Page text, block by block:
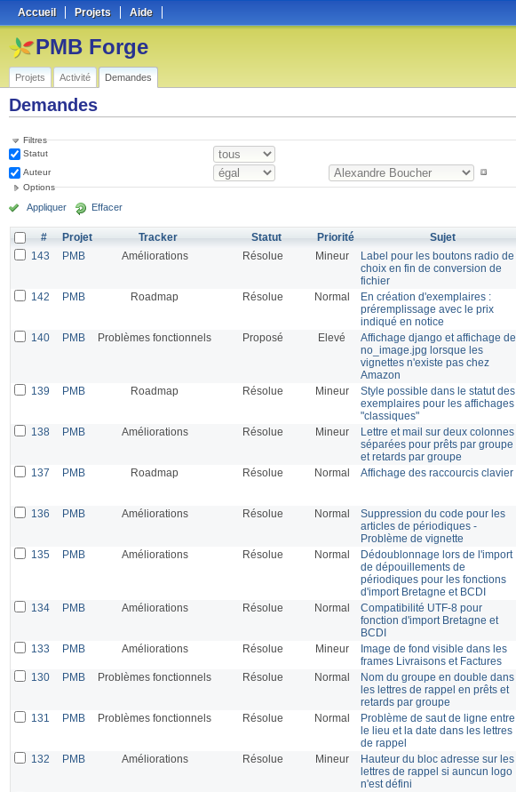
Accueil Projets Aide
PMB Forge
Projets Activité Demandes
Demandes
Filtres
Statut
Auteur
Options
Appliquer Effacer
# Projet Tracker Statut Priorité Sujet
143
PMB Améliorations Résolue Mineur
Label pour les boutons radio de
choix en fin de conversion de
fichier
142 PMB Roadmap Résolue Normal
En création d'exemplaires :
préremplissage avec le prix
indiqué en notice
140 PMB Problèmes fonctionnels Proposé Elevé
Affichage django et affichage de
no_image.jpg lorsque les
vignettes n'existe pas chez
Amazon
139 PMB Roadmap Résolue Mineur
Style possible dans le statut des
exemplaires pour les affichages
"classiques"
138 PMB Améliorations Résolue Mineur
Lettre et mail sur deux colonnes
séparées pour prêts par groupe
et retards par groupe
137 PMB Roadmap Résolue Normal Affichage des raccourcis clavier
136 PMB Améliorations Résolue Normal
Suppression du code pour les
articles de périodiques -
Problème de vignette
135 PMB Améliorations Résolue Normal
Dédoublonnage lors de l'import
de dépouillements de
périodiques pour les fonctions
d'import Bretagne et BCDI
134 PMB Améliorations Résolue Normal
Compatibilité UTF-8 pour
fonction d'import Bretagne et
BCDI
133 PMB Améliorations Résolue Mineur
Image de fond visible dans les
frames Livraisons et Factures
130 PMB Problèmes fonctionnels Résolue Normal
Nom du groupe en double dans
les lettres de rappel en prêts et
retards par groupe
131 PMB Problèmes fonctionnels Résolue Normal
Problème de saut de ligne entre
le lieu et la date dans les lettres
de rappel
132 PMB Améliorations Résolue Mineur
Hauteur du bloc adresse sur les
lettres de rappel si auncun logo
n'est défini